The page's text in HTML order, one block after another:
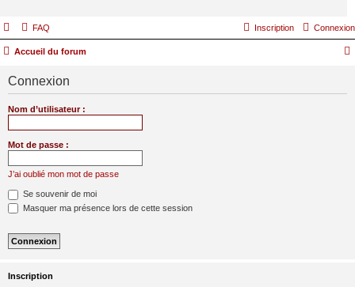
FAQ Connexion
Inscription
Accueil du forum
Connexion
Nom d’utilisateur :
Mot de passe :
J’ai oublié mon mot de passe
Se souvenir de moi
Masquer ma présence lors de cette session
Inscription